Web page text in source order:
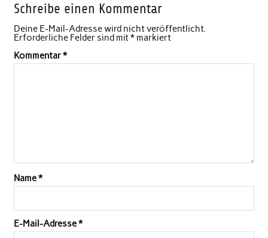
Schreibe einen Kommentar
Deine E-Mail-Adresse wird nicht veröffentlicht.
Erforderliche Felder sind mit*markiert
Kommentar*
Name*
E-Mail-Adresse*